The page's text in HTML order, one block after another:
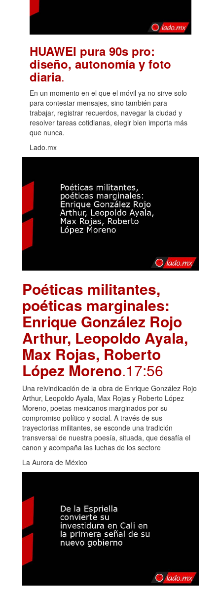
HUAWEI pura 90s pro:
diseño, autonomía y foto
diaria.
En un momento en el que el móvil ya no sirve solo
para contestar mensajes, sino también para
trabajar, registrar recuerdos, navegar la ciudad y
resolver tareas cotidianas, elegir bien importa más
que nunca.
Lado.mx
Poéticas militantes,
poéticas marginales:
Enrique González Rojo
Arthur, Leopoldo Ayala,
Max Rojas, Roberto
López Moreno.17:56
Una reivindicación de la obra de Enrique González Rojo
Arthur, Leopoldo Ayala, Max Rojas y Roberto López
Moreno, poetas mexicanos marginados por su
compromiso político y social. A través de sus
trayectorias militantes, se esconde una tradición
transversal de nuestra poesía, situada, que desafía el
canon y acompaña las luchas de los sectore
La Aurora de México